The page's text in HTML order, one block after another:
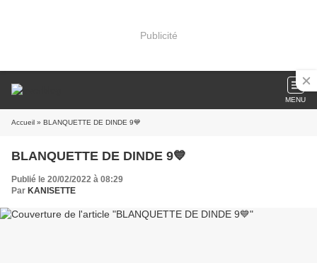
Publicité
MENU
Accueil » BLANQUETTE DE DINDE 9💙
BLANQUETTE DE DINDE 9💙
Publié le 20/02/2022 à 08:29
Par KANISETTE